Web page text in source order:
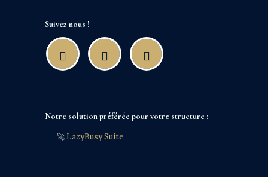
Suivez nous !
Notre solution préférée pour votre structure :
🚀 LazyBusy Suite